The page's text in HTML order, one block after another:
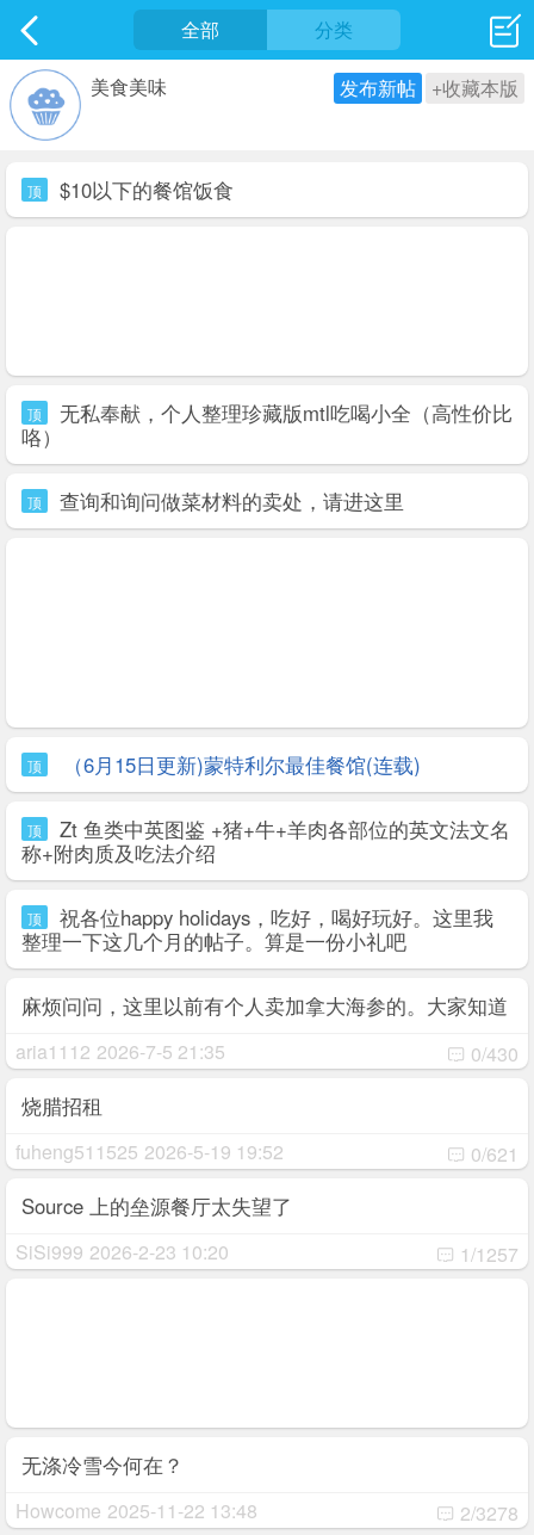
社区 最新发表
全部 分类
美食美味 +收藏本版
发布新帖
顶$10以下的餐馆饭食
顶无私奉献，个人整理珍藏版mtl吃喝小全（高性价比
咯）
顶查询和询问做菜材料的卖处，请进这里
顶 （6月15日更新)蒙特利尔最佳餐馆(连载)
顶Zt 鱼类中英图鉴 +猪+牛+羊肉各部位的英文法文名
称+附肉质及吃法介绍
顶祝各位happy holidays，吃好，喝好玩好。这里我
整理一下这几个月的帖子。算是一份小礼吧
麻烦问问，这里以前有个人卖加拿大海参的。大家知道
aria1112 2026-7-5 21:35 0/430
烧腊招租
fuheng511525 2026-5-19 19:52 0/621
Source 上的垒源餐厅太失望了
SiSi999 2026-2-23 10:20 1/1257
无涤冷雪今何在？
Howcome 2025-11-22 13:48 2/3278